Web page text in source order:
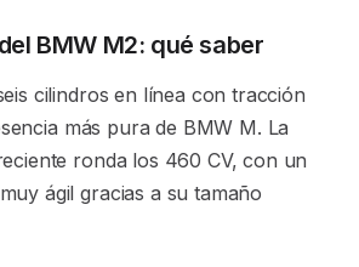
BMW M2: qué saber
cilindros en línea con tracción
más pura de BMW M. La
ronda los 460 CV, con un
ágil gracias a su tamaño